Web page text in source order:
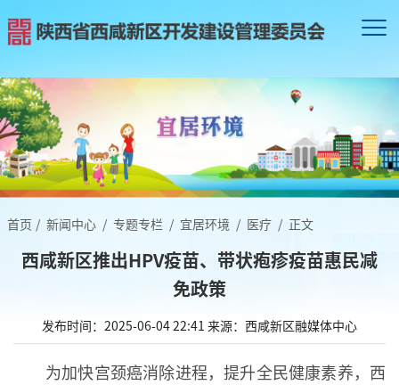
首页 / 新闻中心 / 专题专栏 / 宜居环境 / 医疗 / 正文
西咸新区推出HPV疫苗、带状疱疹疫苗惠民减
免政策
发布时间：2025-06-04 22:41 来源：西咸新区融媒体中心
为加快宫颈癌消除进程，提升全民健康素养，西